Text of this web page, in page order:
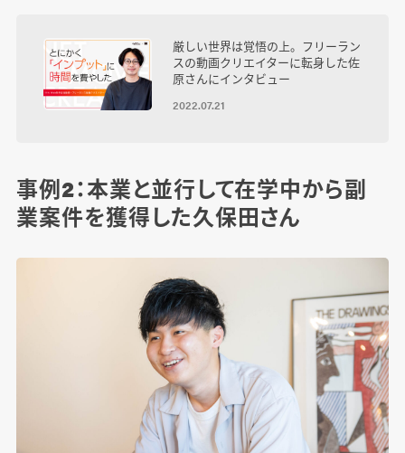
厳しい世界は覚悟の上。フリーラン
スの動画クリエイターに転身した佐
原さんにインタビュー
2022.07.21
事例2：本業と並行して在学中から副
業案件を獲得した久保田さん